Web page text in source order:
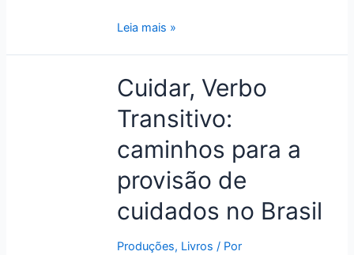
Leia mais »
Cuidar, Verbo
Transitivo:
caminhos para a
provisão de
cuidados no Brasil
Produções, Livros / Por
Cuidar,
Verbo
Transitivo:
para
provisão
de
no